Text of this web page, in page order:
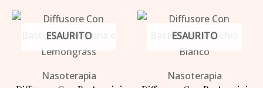
ESAURITO
Nasoterapia
ESAURITO
Nasoterapia